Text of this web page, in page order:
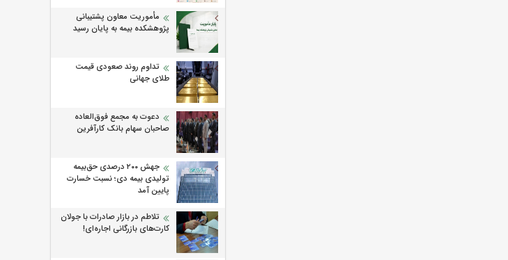
مأموریت معاون پشتیبانی
پژوهشكده بیمه به پایان رسید
تداوم روند صعودی قیمت
طلای جهانی
دعوت به مجمع فوق‌العاده
صاحبان سهام بانک کارآفرین
جهش ۲۰۰ درصدی حق‌بیمه
تولیدی بیمه دی؛ نسبت خسارت
پایین آمد
تلاطم در بازار صادرات با جولان
کارت‌های بازرگانی اجاره‌ای!